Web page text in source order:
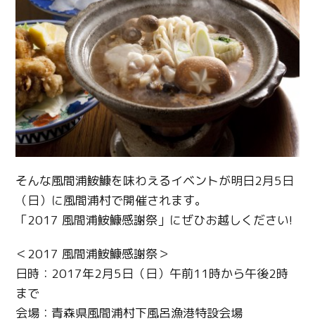
そんな風間浦鮟鱇を味わえるイベントが明日2月5日
（日）に風間浦村で開催されます。
「2017 風間浦鮟鱇感謝祭」にぜひお越しください!
＜2017 風間浦鮟鱇感謝祭＞
日時：2017年2月5日（日）午前11時から午後2時
まで
会場：青森県風間浦村下風呂漁港特設会場